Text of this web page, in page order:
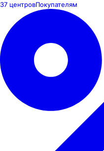
37 центровПокупателям